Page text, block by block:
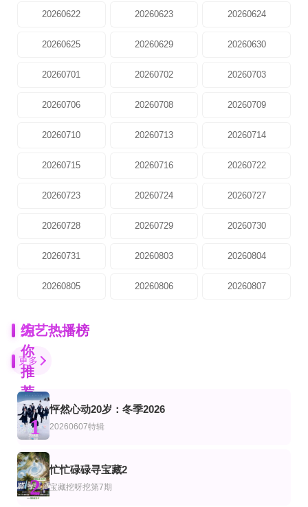
20260622 20260623 20260624
20260625 20260629 20260630
20260701 20260702 20260703
20260706 20260708 20260709
20260710 20260713 20260714
20260715 20260716 20260722
20260723 20260724 20260727
20260728 20260729 20260730
20260731 20260803 20260804
20260805 20260806 20260807
为
你
推
荐
已完结
幸存者：王者决战第四十季
更新至32期
爱情岛(美国版)第8季
第100集完结
世界历史·精编版
第2期
小人物说大
丽莎·尼尔森 塞缪尔·弗罗勒 玛丽亚·邦维尔 艾米莉亚·马特森 尤尔根·托尔松
第3期
生活的N次方 第2季
宋丹丹,王子文,赵宝刚,朱雨辰,高露,白百何,贺刚,任重
第4期
极挑男人帮爆笑精华版
综艺热播榜
更多
1
怦然心动20岁：冬季2026
20260607特辑
2
忙忙碌碌寻宝藏2
宝藏挖呀挖第7期